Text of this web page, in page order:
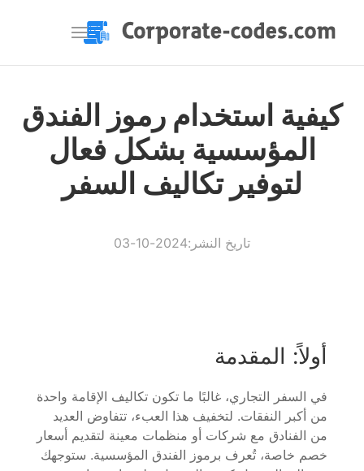
كيفية استخدام رموز الفندق
المؤسسية بشكل فعال
لتوفير تكاليف السفر
تاريخ النشر:2024-10-03
أولاً: المقدمة
في السفر التجاري، غالبًا ما تكون تكاليف الإقامة واحدة
من أكبر النفقات. لتخفيف هذا العبء، تتفاوض العديد
من الفنادق مع شركات أو منظمات معينة لتقديم أسعار
خصم خاصة، تُعرف برموز الفندق المؤسسية. ستوجهك